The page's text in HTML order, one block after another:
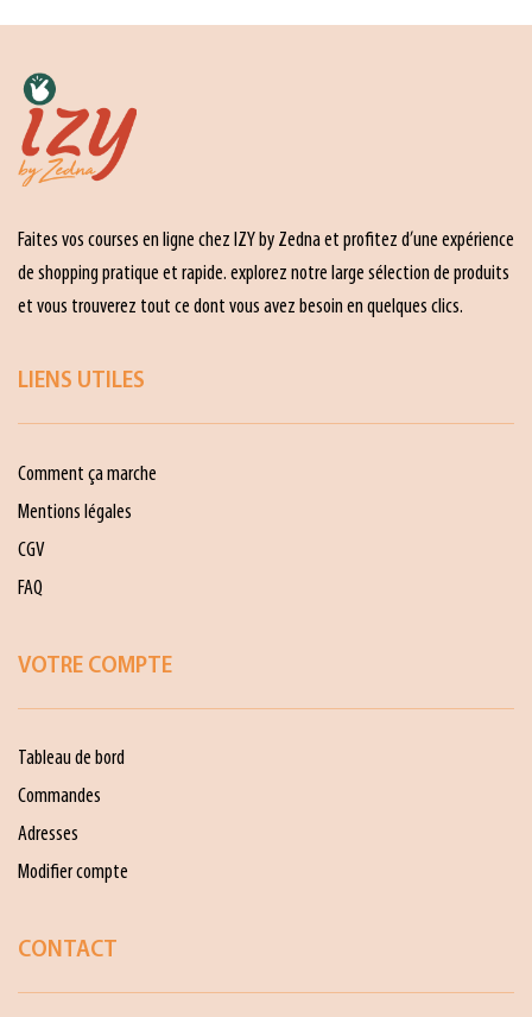
Faites vos courses en ligne chez IZY by Zedna et profitez d’une expérience
de shopping pratique et rapide. explorez notre large sélection de produits
et vous trouverez tout ce dont vous avez besoin en quelques clics.
LIENS UTILES
Comment ça marche
Mentions légales
CGV
FAQ
VOTRE COMPTE
Tableau de bord
Commandes
Adresses
Modifier compte
CONTACT